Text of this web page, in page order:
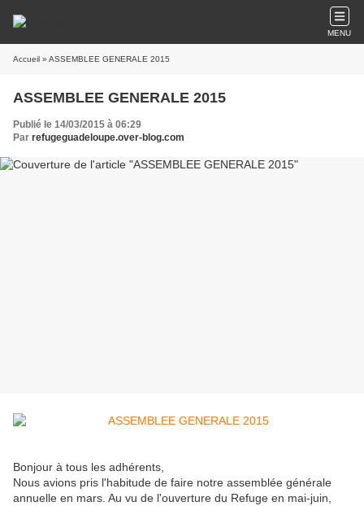
MENU
Accueil » ASSEMBLEE GENERALE 2015
ASSEMBLEE GENERALE 2015
Publié le 14/03/2015 à 06:29
Par refugeguadeloupe.over-blog.com
Bonjour à tous les adhérents,
Nous avions pris l'habitude de faire notre assemblée générale
annuelle en mars. Au vu de l'ouverture du Refuge en mai-juin,